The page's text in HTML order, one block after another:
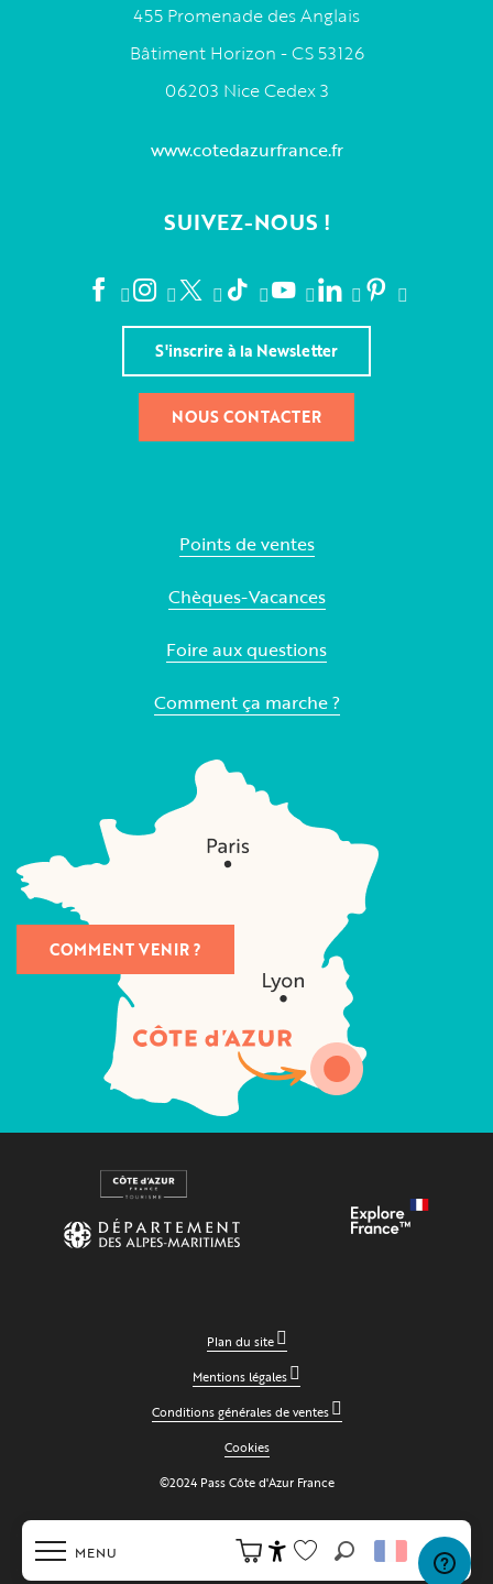
MENU
Accessibilité
Recherche
455 Promenade des Anglais
Bâtiment Horizon - CS 53126
06203 Nice Cedex 3
www.cotedazurfrance.fr
SUIVEZ-NOUS !
S'inscrire à la Newsletter
NOUS CONTACTER
Points de ventes
Chèques-Vacances
Foire aux questions
Comment ça marche ?
COMMENT VENIR ?
Plan du site
Mentions légales
Conditions générales de ventes
Cookies
©2024 Pass Côte d'Azur France